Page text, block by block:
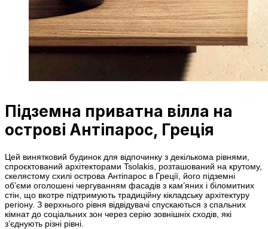
Підземна приватна вілла на
острові Антіпарос, Греція
Цей винятковий будинок для відпочинку з декількома рівнями,
спроєктований архітекторами Tsolakis, розташований на крутому,
скелястому схилі острова Антіпарос в Греції, його підземні
об’єми оголошені чергуванням фасадів з кам’яних і біломитних
стін, що вкотре підтримують традиційну кікладську архітектуру
регіону. З верхнього рівня відвідувачі спускаються з спальних
кімнат до соціальних зон через серію зовнішніх сходів, які
з’єднують різні рівні.